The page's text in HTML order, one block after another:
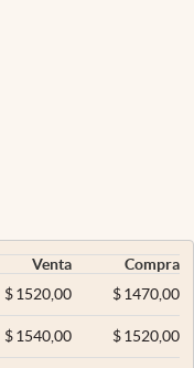
Venta
Compra
$ 1520,00 $1470,00
$ 1540,00 $1520,00